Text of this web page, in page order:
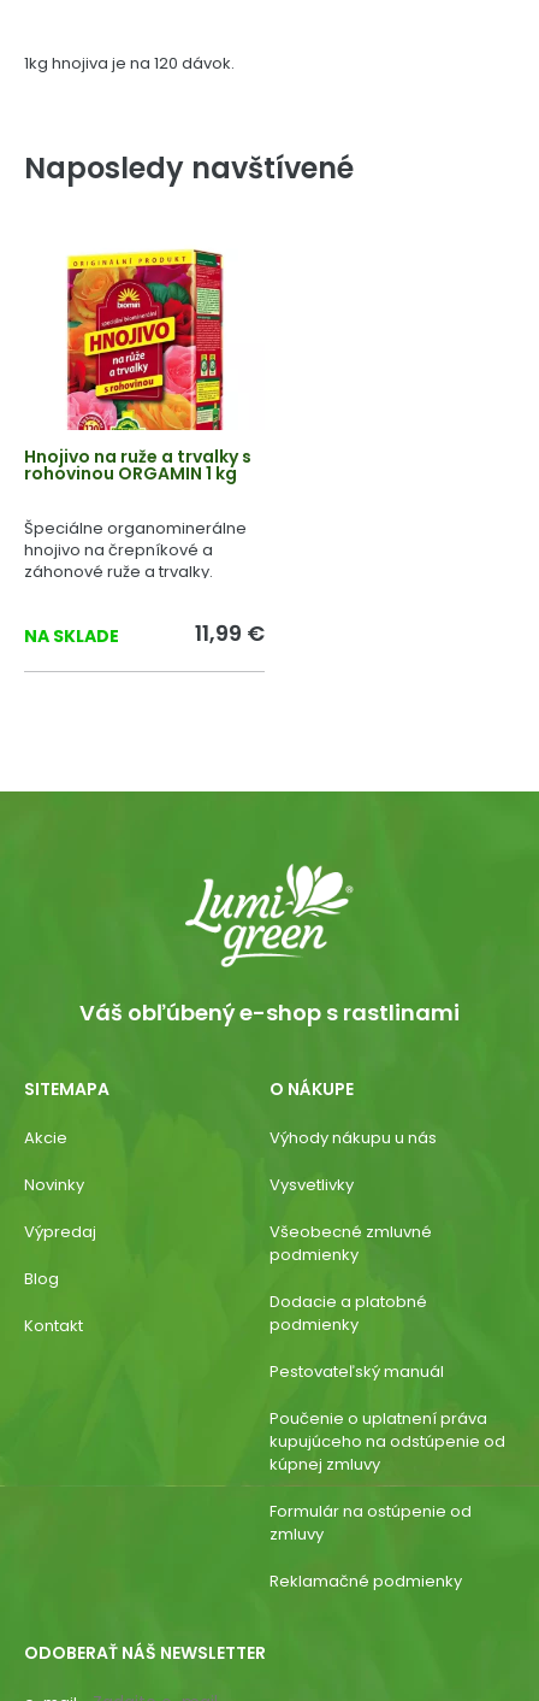
1kg hnojiva je na 120 dávok.
Naposledy navštívené
Hnojivo na ruže a trvalky s
rohovinou ORGAMIN 1 kg
Špeciálne organominerálne
hnojivo na črepníkové a
záhonové ruže a trvalky.
NA SKLADE 11,99 €
Váš obľúbený e-shop s rastlinami
SITEMAPA
Akcie
Novinky
Výpredaj
Blog
Kontakt
O NÁKUPE
Výhody nákupu u nás
Vysvetlivky
Všeobecné zmluvné
podmienky
Dodacie a platobné
podmienky
Pestovateľský manuál
Poučenie o uplatnení práva
kupujúceho na odstúpenie od
kúpnej zmluvy
Formulár na ostúpenie od
zmluvy
Reklamačné podmienky
ODOBERAŤ NÁŠ NEWSLETTER